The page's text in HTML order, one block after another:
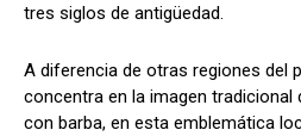
tres siglos de antigüedad.
A diferencia de otras regiones del
concentra en la imagen tradicional
con barba, en esta emblemática